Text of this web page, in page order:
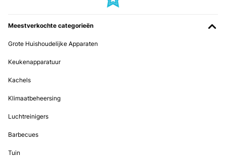
Meestverkochte categorieën
Grote Huishoudelijke Apparaten
Keukenapparatuur
Kachels
Klimaatbeheersing
Luchtreinigers
Barbecues
Tuin